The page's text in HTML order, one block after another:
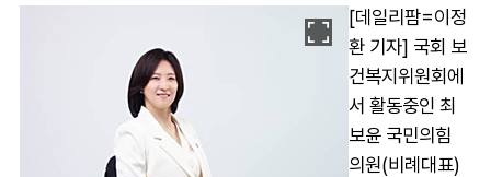
[데일리팜=이정
환 기자] 국회 보
건복지위원회에
서 활동중인 최
보윤 국민의힘
의원(비례대표)